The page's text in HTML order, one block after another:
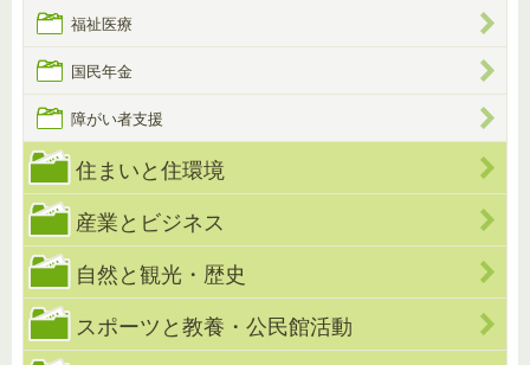
福祉医療
国民年金
障がい者支援
住まいと住環境
産業とビジネス
自然と観光・歴史
スポーツと教養・公民館活動